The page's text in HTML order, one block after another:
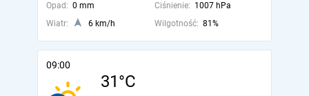
Opad: 0 mm Ciśnienie: 1007 hPa
Wiatr:
6 km/h Wilgotność: 81%
09:00
31°C